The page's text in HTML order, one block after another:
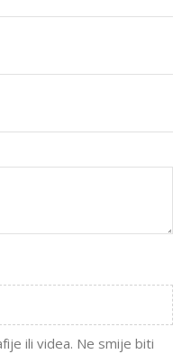
ili videa. Ne smije biti